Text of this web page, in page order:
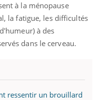
à la ménopause
la fatigue, les difficultés
à des
dans le cerveau.
ressentir un brouillard